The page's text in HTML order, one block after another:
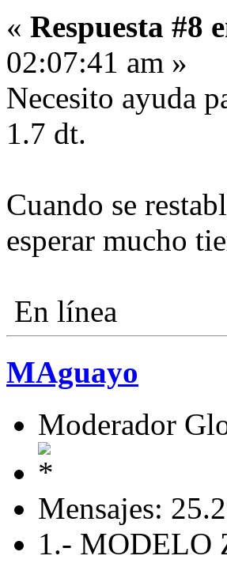
« Respuesta #8
02:07:41 am »
Necesito ayuda
1.7 dt.
Cuando se
esperar mucho
En línea
MAguayo
Moderador
Mensajes:
1.- MODELO